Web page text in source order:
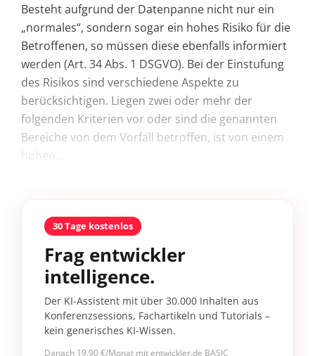
Besteht aufgrund der Datenpanne nicht nur ein
„normales“, sondern sogar ein hohes Risiko für die
Betroffenen, so müssen diese ebenfalls informiert
werden (Art. 34 Abs. 1 DSGVO). Bei der Einstufung
des Risikos sind verschiedene Aspekte zu
berücksichtigen. Liegen zwei oder mehr der
folgenden Kriterien vor oder sind die genannten
Bereiche von dem Vorfall betroffen, ist von einem
hohen...
30 Tage kostenlos
Frag entwickler
intelligence.
Der KI-Assistent mit über 30.000 Inhalten aus
Konferenzsessions, Fachartikeln und Tutorials –
kein generisches KI-Wissen.
Danach 19,90 €/Monat mit entwickler.de BASIC